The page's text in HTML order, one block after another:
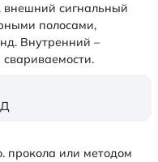
внешний сигнальный
полосами,
Внутренний –
прокола или методом